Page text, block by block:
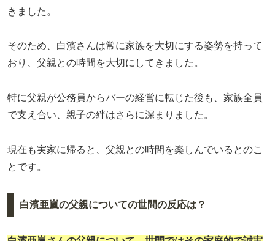
きました。
そのため、白濱さんは常に家族を大切にする姿勢を持って
おり、父親との時間を大切にしてきました。
特に父親が公務員からバーの経営に転じた後も、家族全員
で支え合い、親子の絆はさらに深まりました。
現在も実家に帰ると、父親との時間を楽しんでいるとのこ
とです。
白濱亜嵐の父親についての世間の反応は？